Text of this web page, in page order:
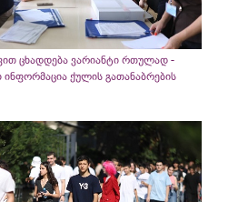
ცხადდება ვარიანტი რთულად -
ქულის გათანაბრების